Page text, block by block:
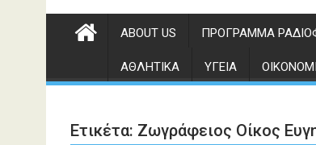
ABOUT US ΠΡΌΓΡΑΜΜΑ
ΑΘΛΗΤΙΚΆ ΥΓΕΊΑ
Ετικέτα: Ζωγράφειος Οίκος